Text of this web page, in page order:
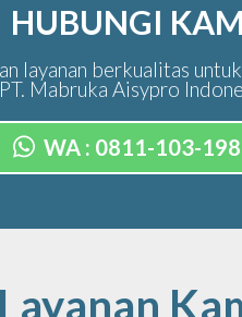
HUBUNGI
layanan berkualitas
Mabruka Aisypro
WA : 0811-103-